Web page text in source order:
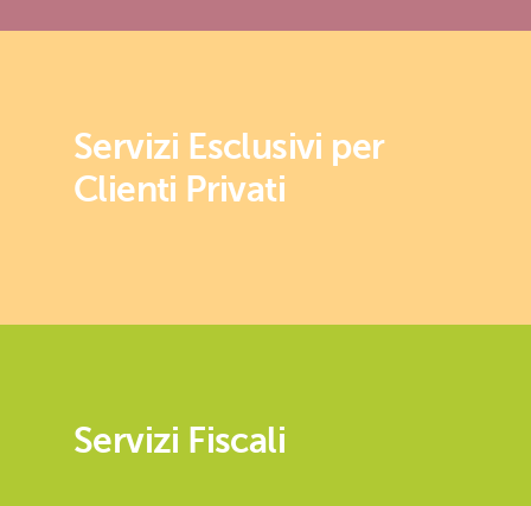
Servizi Esclusivi per
Clienti Privati
Servizi Fiscali